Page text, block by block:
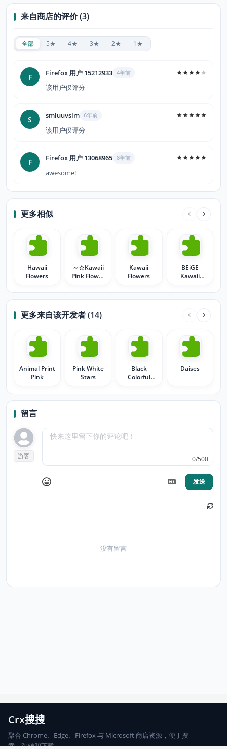
来自商店的评价 (3)
全部 5★ 4★ 3★ 2★ 1★
F Firefox 用户 15212933 4年前
该用户仅评分
S smluuvslm 6年前
该用户仅评分
F Firefox 用户 13068965 8年前
awesome!
更多相似
Hawaii
Flowers
～☆Kawaii
Pink Flower
Kawaii
Flowers
BEiGE
Kawaii
更多来自该开发者 (14)
Animal Print
Pink
Pink White
Stars
Black
Colorful
Daises
留言
游客 0/500
发送
没有留言
Crx搜搜
聚合 Chrome、Edge、Firefox 与 Microsoft 商店资源，便于搜
索、跳转和下载。